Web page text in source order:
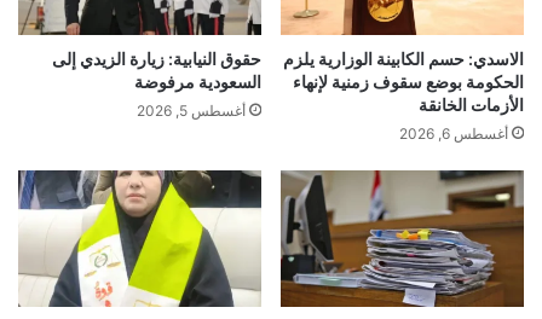
الاسدي: حسم الكابينة الوزارية يلزم
الحكومة بوضع سقوف زمنية لإنهاء
الأزمات الخانقة
أغسطس 6, 2026
حقوق النيابية: زيارة الزيدي إلى
السعودية مرفوضة
أغسطس 5, 2026